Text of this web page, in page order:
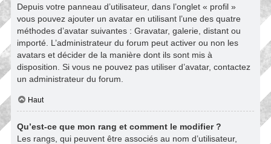
Depuis votre panneau d’utilisateur, dans l’onglet « profil »
vous pouvez ajouter un avatar en utilisant l’une des quatre
méthodes d’avatar suivantes : Gravatar, galerie, distant ou
importé. L’administrateur du forum peut activer ou non les
avatars et décider de la manière dont ils sont mis à
disposition. Si vous ne pouvez pas utiliser d’avatar, contactez
un administrateur du forum.
Haut
Qu’est-ce que mon rang et comment le modifier ?
Les rangs, qui peuvent être associés au nom d’utilisateur,